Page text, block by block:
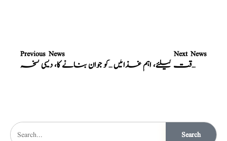
Previous News
بوڑھے کو جوان بنانے کا، دیسی نسخہ
Next News
مردانہ طاقت کیلئے، اہم غذائیں
Search